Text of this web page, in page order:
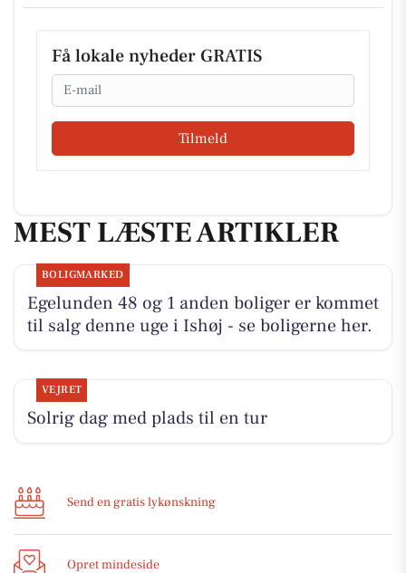
Få lokale nyheder GRATIS
Email
Tilmeld
MEST LÆSTE ARTIKLER
BOLIGMARKED
Egelunden 48 og 1 anden boliger er kommet
til salg denne uge i Ishøj - se boligerne her.
VEJRET
Solrig dag med plads til en tur
Send en gratis lykønskning
Opret mindeside